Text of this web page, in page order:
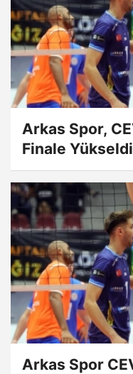
Arkas Spor,
Finale Yükseldi
Arkas Spor